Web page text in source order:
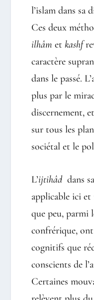
l’islam dans sa
Ces deux
ilhâm et kashf
caractère
dans le passé.
plus par le
discernement,
sur tous les
sociétal et le
L’ijtihâd dans
applicable ici
que peu, parmi
confrérique, ont
cognitifs que
conscients de
Certaines